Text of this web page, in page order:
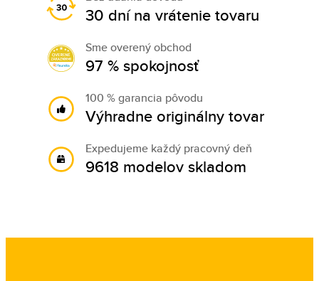
30 dní na vrátenie tovaru
Sme overený obchod
97 % spokojnosť
100 % garancia pôvodu
Výhradne originálny tovar
Expedujeme každý pracovný deň
9618 modelov skladom